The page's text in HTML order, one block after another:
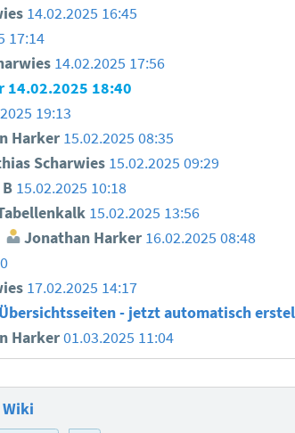
14.02.2025 16:45
17:14
14.02.2025 17:56
14.02.2025 18:40
19:13
Harker 15.02.2025 08:35
Scharwies 15.02.2025 09:29
15.02.2025 10:18
15.02.2025 13:56
Jonathan Harker 16.02.2025 08:48
17.02.2025 14:17
- jetzt automatisch
Harker 01.03.2025 11:04